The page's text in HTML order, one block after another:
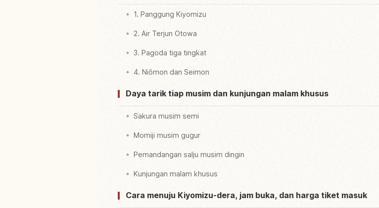
1. Panggung Kiyomizu
2. Air Terjun Otowa
3. Pagoda tiga tingkat
4. Niōmon dan Seimon
Daya tarik tiap musim dan kunjungan malam khusus
Sakura musim semi
Momiji musim gugur
Pemandangan salju musim dingin
Kunjungan malam khusus
Cara menuju Kiyomizu-dera, jam buka, dan harga tiket masuk